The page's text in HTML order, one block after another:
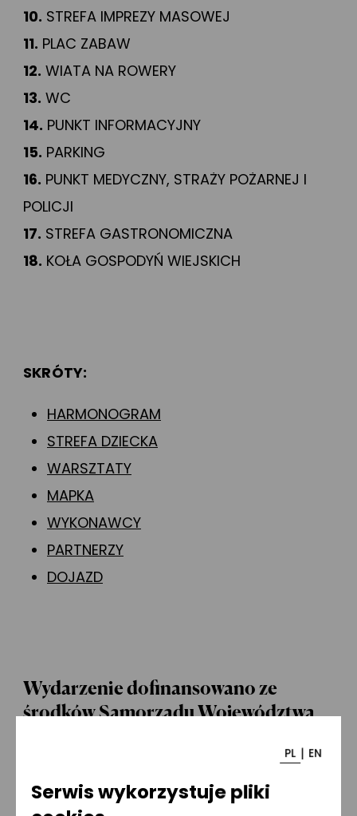
PL | EN
Serwis wykorzystuje pliki
10. STREFA IMPREZY MASOWEJ
11. PLAC ZABAW
12. WIATA NA ROWERY
13. WC
14. PUNKT INFORMACYJNY
15. PARKING
16. PUNKT MEDYCZNY, STRAŻY POŻARNEJ I
POLICJI
17. STREFA GASTRONOMICZNA
18. KOŁA GOSPODYŃ WIEJSKICH
SKRÓTY:
HARMONOGRAM
STREFA DZIECKA
WARSZTATY
MAPKA
WYKONAWCY
PARTNERZY
DOJAZD
Wydarzenie dofinansowano ze
środków Samorządu Województwa